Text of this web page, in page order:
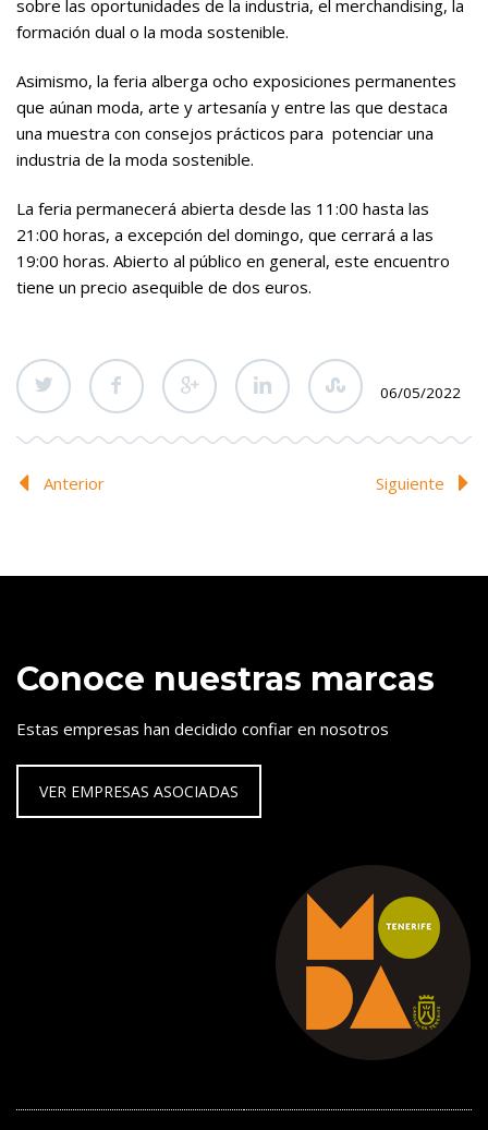
sobre las oportunidades de la industria, el merchandising, la
formación dual o la moda sostenible.
Asimismo, la feria alberga ocho exposiciones permanentes
que aúnan moda, arte y artesanía y entre las que destaca
una muestra con consejos prácticos para potenciar una
industria de la moda sostenible.
La feria permanecerá abierta desde las 11:00 hasta las
21:00 horas, a excepción del domingo, que cerrará a las
19:00 horas. Abierto al público en general, este encuentro
tiene un precio asequible de dos euros.
06/05/2022
Anterior Siguiente
Conoce nuestras marcas
Estas empresas han decidido confiar en nosotros
VER EMPRESAS ASOCIADAS